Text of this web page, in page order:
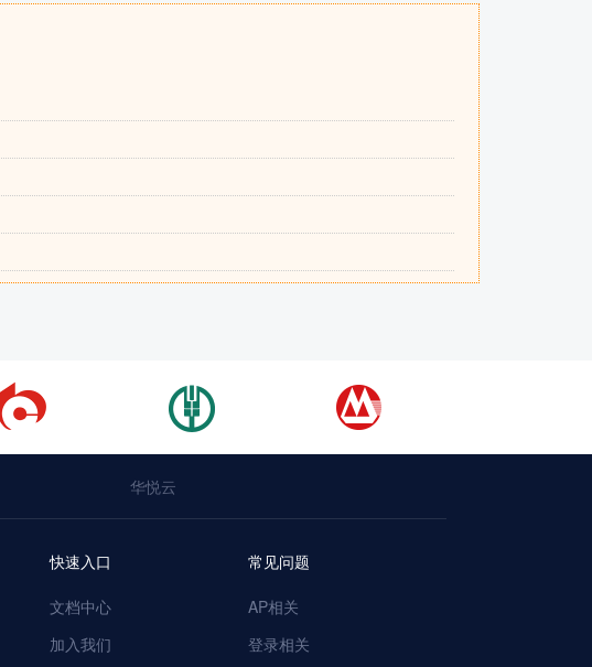
华悦云
快速入口
文档中心
加入我们
常见问题
AP相关
登录相关